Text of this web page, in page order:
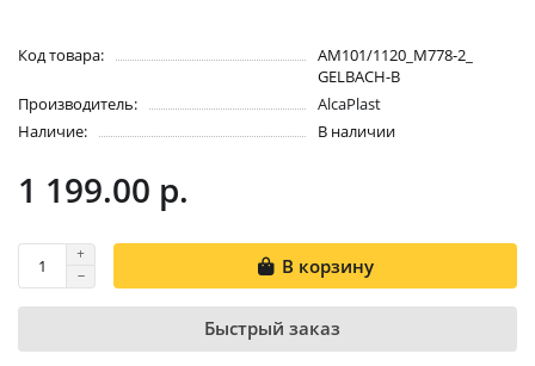
Код товара:
AM101/1120_M778-2_
GELBACH-B
Производитель:
AlcaPlast
Наличие:
В наличии
1 199.00 р.
В корзину
Быстрый заказ